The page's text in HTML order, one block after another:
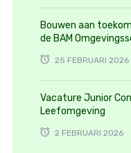
Bouwen aan
de BAM
25 FEBRUARI 2026
Vacature Junior
Leefomgeving
2 FEBRUARI 2026